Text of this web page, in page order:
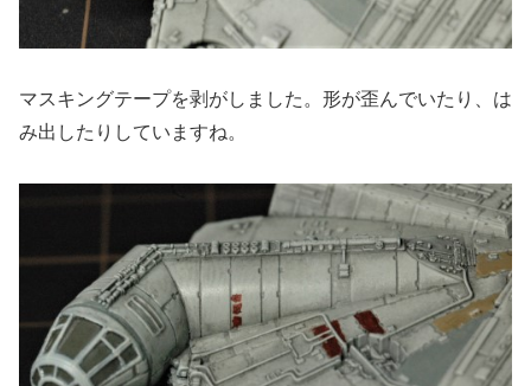
マスキングテープを剥がしました。形が歪んでいたり、は
み出したりしていますね。